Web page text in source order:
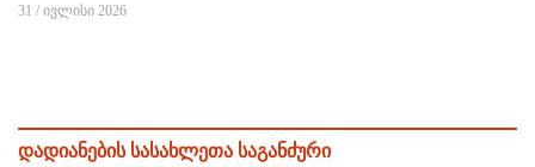
31 / ივლისი 2026
დადიანების სასახლეთა საგანძური